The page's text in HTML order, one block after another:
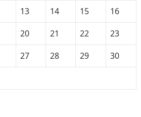
13 14 15
16
20 21 22
23
27 28 29
30